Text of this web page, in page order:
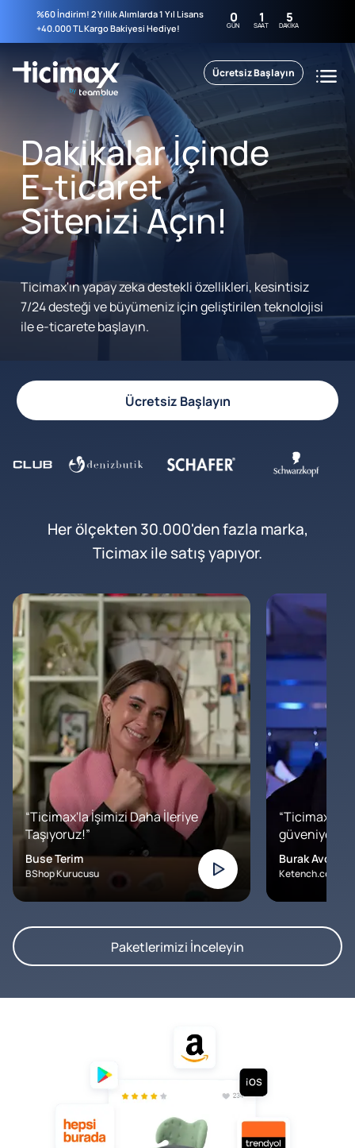
%60 İndirim! 2 Yıllık Alımlarda 1 Yıl Lisans
+40.000 TL Kargo Bakiyesi Hediye!
0
GÜN 1
SAAT 5
DAKIKA
Ücretsiz Başlayın
Dakikalar İçinde
E-ticaret
Sitenizi Açın!
Ticimax'ın yapay zeka destekli özellikleri, kesintisiz
7/24 desteği ve büyümeniz için geliştirilen teknolojisi
ile e-ticarete başlayın.
Ücretsiz Başlayın
Her ölçekten 30.000'den fazla marka,
Ticimax ile satış yapıyor.
“Ticimax'la İşimizi Daha İleriye
Taşıyoruz!”
Buse Terim
BShop Kurucusu
“Ticimax'a
Burak Avcılar
Ketench.com –
Paketlerimizi İnceleyin